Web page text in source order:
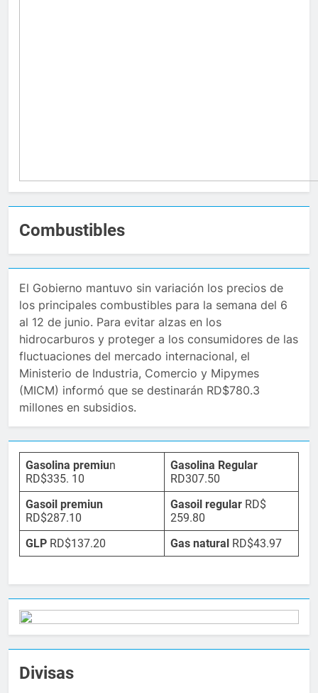
Combustibles
El Gobierno mantuvo sin variación los precios de
los principales combustibles para la semana del 6
al 12 de junio. Para evitar alzas en los
hidrocarburos y proteger a los consumidores de las
fluctuaciones del mercado internacional, el
Ministerio de Industria, Comercio y Mipymes
(MICM) informó que se destinarán RD$780.3
millones en subsidios.
Gasolina premiun
RD$335. 10
Gasolina Regular
RD307.50
Gasoil premiun
RD$287.10
Gasoil regular RD$
259.80
GLP RD$137.20 Gas natural RD$43.97
Divisas